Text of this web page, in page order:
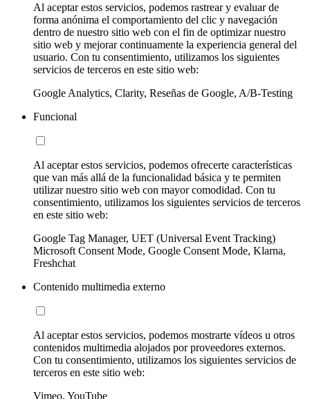
Al aceptar estos servicios, podemos rastrear y evaluar de
forma anónima el comportamiento del clic y navegación
dentro de nuestro sitio web con el fin de optimizar nuestro
sitio web y mejorar continuamente la experiencia general del
usuario. Con tu consentimiento, utilizamos los siguientes
servicios de terceros en este sitio web:
Google Analytics, Clarity, Reseñas de Google, A/B-Testing
Funcional
Al aceptar estos servicios, podemos ofrecerte características
que van más allá de la funcionalidad básica y te permiten
utilizar nuestro sitio web con mayor comodidad. Con tu
consentimiento, utilizamos los siguientes servicios de terceros
en este sitio web:
Google Tag Manager, UET (Universal Event Tracking)
Microsoft Consent Mode, Google Consent Mode, Klarna,
Freshchat
Contenido multimedia externo
Al aceptar estos servicios, podemos mostrarte vídeos u otros
contenidos multimedia alojados por proveedores externos.
Con tu consentimiento, utilizamos los siguientes servicios de
terceros en este sitio web:
Vimeo, YouTube